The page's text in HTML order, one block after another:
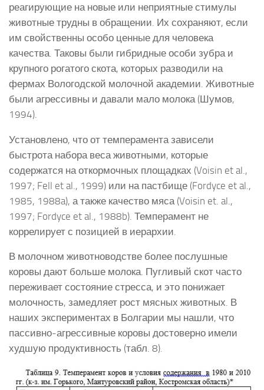
реагирующие на новые или неприятные стимулы
животные трудны в обращении. Их сохраняют, если
им свойственны особо ценные для человека
качества. Таковы были гибридные особи зубра и
крупного рогатого скота, которых разводили на
фермах Вологодской молочной академии. Животные
были агрессивны и давали мало молока (Шумов,
1994).
Установлено, что от темперамента зависели
быстрота набора веса животными, которые
содержатся на откормочных площадках (Voisin et al.,
1997; Fell et al., 1999) или на пастбище (Fordyce et al.,
1985, 1988a), а также качество мяса (Voisin et. al.,
1997; Fordyce et al., 1988b). Темперамент не
коррелирует с позицией в иерархии.
В молочном животноводстве более послушные
коровы дают больше молока. Пугливый скот часто
переживает состояние стресса, и это понижает
молочность, замедляет рост мясных животных. В
наших экспериментах в Болгарии мы нашли, что
пассивно-агрессивные коровы достоверно имели
худшую продуктивность (табл. 8).